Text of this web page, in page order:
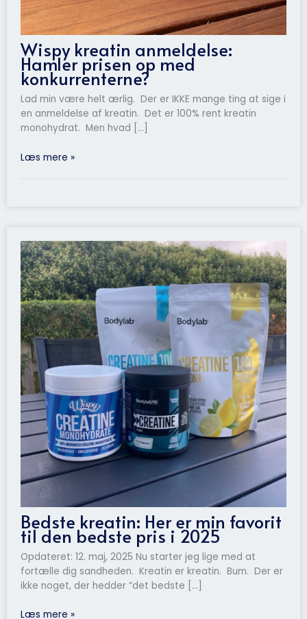
Wispy kreatin anmeldelse:
Hamler prisen op med
konkurrenterne?
Lad min være helt ærlig. Der er IKKE mange ting at sige i
en anmeldelse af kreatin. Det er 100% rent kreatin
monohydrat. Men hvad […]
Læs mere »
Bedste kreatin: Her er min favorit
til den bedste pris i 2025
Opdateret: 12. maj, 2025 Nu starter jeg lige med at
fortælle dig sandheden. Kreatin er kreatin. Bum. Der er
ikke noget, der hedder “det bedste […]
Læs mere »